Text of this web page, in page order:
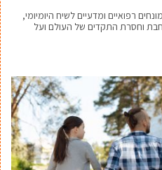
רפואיים ומדעיים לשיח היומיומי,
וחסרת התקדים של העולם ועל